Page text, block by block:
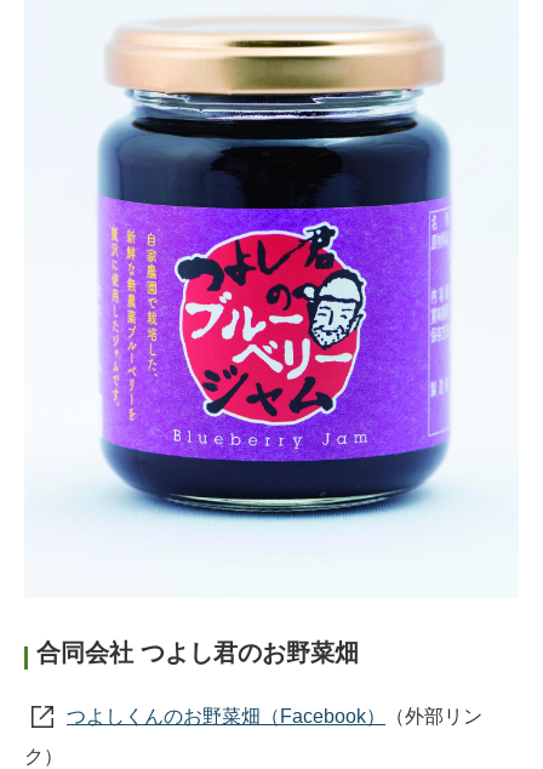
合同会社 つよし君のお野菜畑
つよしくんのお野菜畑（Facebook）
（外部リン
ク）